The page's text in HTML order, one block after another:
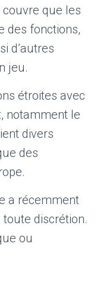
que les
des fonctions,
d’autres
jeu.
étroites avec
notamment le
divers
des
a récemment
discrétion.
ou